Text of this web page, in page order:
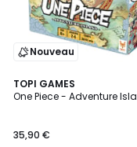
Nouveau
TOPI GAMES
One Piece - Adventure
35,90 €